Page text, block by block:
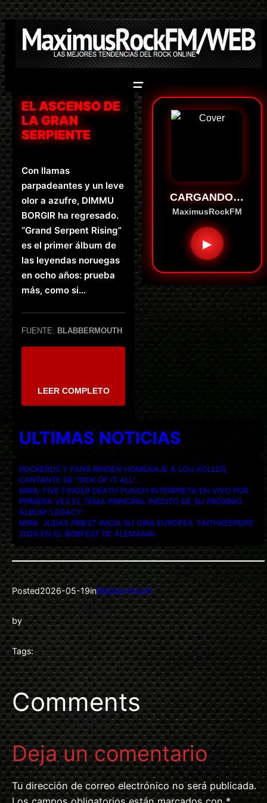
Saltar
al
contenido
EL ASCENSO DE
LA GRAN
SERPIENTE
Con llamas
parpadeantes y un leve
olor a azufre, DIMMU
BORGIR ha regresado.
“Grand Serpent Rising”
es el primer álbum de
las leyendas noruegas
en ocho años: prueba
más, como si…
FUENTE: BLABBERMOUTH
LEER COMPLETO
CARGANDO…
MaximusRockFM
▶
ULTIMAS NOTICIAS
ROCKEROS Y FANS RINDEN HOMENAJE A LOU KOLLER,
CANTANTE DE “SICK OF IT ALL”.
MIRA: FIVE FINGER DEATH PUNCH INTERPRETA EN VIVO POR
PRIMERA VEZ EL TEMA PRINCIPAL INÉDITO DE SU PRÓXIMO
ÁLBUM ‘LEGACY’.
MIRA: JUDAS PRIEST INICIA SU GIRA EUROPEA ‘FAITHKEEPERS’
2026 EN EL BOBFEST DE ALEMANIA.
Posted2026-05-19inBlabbermouth
by
Tags:
Comments
Deja un comentario
Tu dirección de correo electrónico no será publicada.